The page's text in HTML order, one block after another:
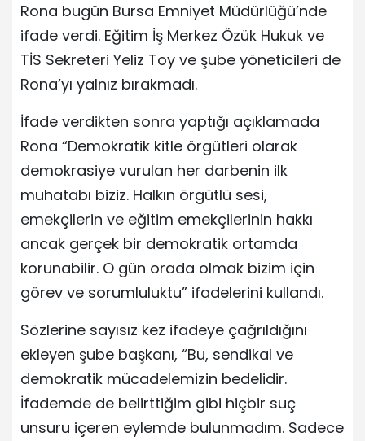
Rona bugün Bursa Emniyet Müdürlüğü’nde
ifade verdi. Eğitim İş Merkez Özük Hukuk ve
TİS Sekreteri Yeliz Toy ve şube yöneticileri de
Rona’yı yalnız bırakmadı.
İfade verdikten sonra yaptığı açıklamada
Rona “Demokratik kitle örgütleri olarak
demokrasiye vurulan her darbenin ilk
muhatabı biziz. Halkın örgütlü sesi,
emekçilerin ve eğitim emekçilerinin hakkı
ancak gerçek bir demokratik ortamda
korunabilir. O gün orada olmak bizim için
görev ve sorumluluktu” ifadelerini kullandı.
Sözlerine sayısız kez ifadeye çağrıldığını
ekleyen şube başkanı, “Bu, sendikal ve
demokratik mücadelemizin bedelidir.
İfademde de belirttiğim gibi hiçbir suç
unsuru içeren eylemde bulunmadım. Sadece